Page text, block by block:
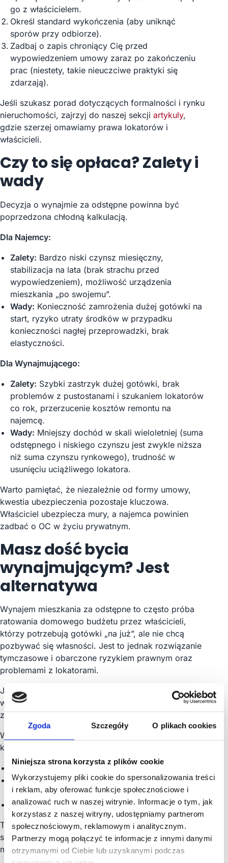
Zgoda Szczegóły O plikach cookies
Niniejsza strona korzysta z plików cookie
Wykorzystujemy pliki cookie do spersonalizowania treści
i reklam, aby oferować funkcje społecznościowe i
analizować ruch w naszej witrynie. Informacje o tym, jak
korzystasz z naszej witryny, udostępniamy partnerom
społecznościowym, reklamowym i analitycznym.
Partnerzy mogą połączyć te informacje z innymi danymi
otrzymanymi od Ciebie lub uzyskanymi podczas
go z właścicielem.
Określ standard wykończenia (aby uniknąć
sporów przy odbiorze).
Zadbaj o zapis chroniący Cię przed
wypowiedzeniem umowy zaraz po zakończeniu
prac (niestety, takie nieuczciwe praktyki się
zdarzają).
Jeśli szukasz porad dotyczących formalności i rynku
nieruchomości, zajrzyj do naszej sekcji artykuly,
gdzie szerzej omawiamy prawa lokatorów i
właścicieli.
Czy to się opłaca? Zalety i
wady
Decyzja o wynajmie za odstępne powinna być
poprzedzona chłodną kalkulacją.
Dla Najemcy:
Zalety: Bardzo niski czynsz miesięczny,
stabilizacja na lata (brak strachu przed
wypowiedzeniem), możliwość urządzenia
mieszkania „po swojemu”.
Wady: Konieczność zamrożenia dużej gotówki na
start, ryzyko utraty środków w przypadku
konieczności nagłej przeprowadzki, brak
elastyczności.
Dla Wynajmującego:
Zalety: Szybki zastrzyk dużej gotówki, brak
problemów z pustostanami i szukaniem lokatorów
co rok, przerzucenie kosztów remontu na
najemcę.
Wady: Mniejszy dochód w skali wieloletniej (suma
odstępnego i niskiego czynszu jest zwykle niższa
niż suma czynszu rynkowego), trudność w
usunięciu uciążliwego lokatora.
Warto pamiętać, że niezależnie od formy umowy,
kwestia ubezpieczenia pozostaje kluczowa.
Właściciel ubezpiecza mury, a najemca powinien
zadbać o OC w życiu prywatnym.
Masz dość bycia
wynajmującym? Jest
alternatywa
Wynajem mieszkania za odstępne to często próba
ratowania domowego budżetu przez właścicieli,
którzy potrzebują gotówki „na już”, ale nie chcą
pozbywać się własności. Jest to jednak rozwiązanie
tymczasowe i obarczone ryzykiem prawnym oraz
problemami z lokatorami.
Jeśli posiadasz mieszkanie, które generuje koszty,
wymaga remontu, a Ty nie masz czasu na
zarządzanie najmem –rozważ jego sprzedaż.
W Homly pomagamy właścicielom szybko uwolnić
kapitał zamrożony w nieruchomościach.
Oferujemy uczciwąwycenę mieszkania online
Kupujemy lokale w każdym stanie technicznym
(także do remontu).
Płacimy gotówką w kilka dni.
To prostsze niż szukanie najemcy na 10 lat i
spisywanie skomplikowanych umów. Sprawdź, ile
możemy zaproponować za Twoje mieszkanie.